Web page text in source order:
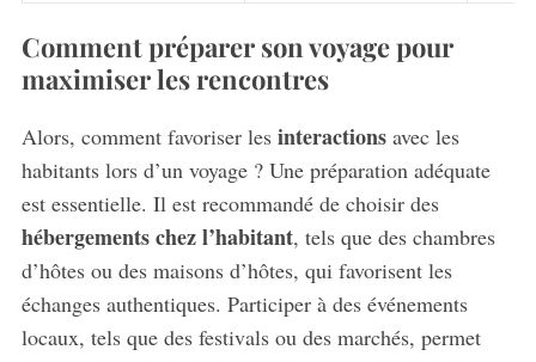
Comment préparer son voyage pour
maximiser les rencontres
Alors, comment favoriser les interactionsavec les
habitants lors d’un voyage ? Une préparation adéquate
est essentielle. Il est recommandé de choisir des
hébergements chez l’habitant, tels que des chambres
d’hôtes ou des maisons d’hôtes, qui favorisent les
échanges authentiques. Participer à des événements
locaux, tels que des festivals ou des marchés, permet